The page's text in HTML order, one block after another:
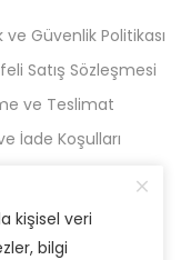
ve Güvenlik Politikası
Satış Sözleşmesi
ve Teslimat
İade Koşulları
2'li Kampanyalar
kişisel veri
bilgi